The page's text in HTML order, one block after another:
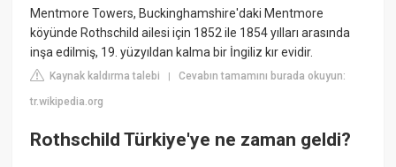
Mentmore Towers, Buckinghamshire'daki Mentmore
köyünde Rothschild ailesi için 1852 ile 1854 yılları arasında
inşa edilmiş, 19. yüzyıldan kalma bir İngiliz kır evidir.
Kaynak kaldırma talebi |Cevabın tamamını burada okuyun:
tr.wikipedia.org
Rothschild Türkiye'ye ne zaman geldi?